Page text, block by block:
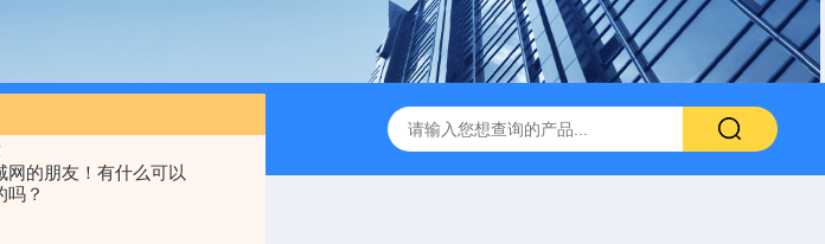
网的朋友！有什么可以
吗？
） *GB/T 50080-2016标准普通混凝土泌水率试验容量筒试验方法 生石灰浆渣测定仪